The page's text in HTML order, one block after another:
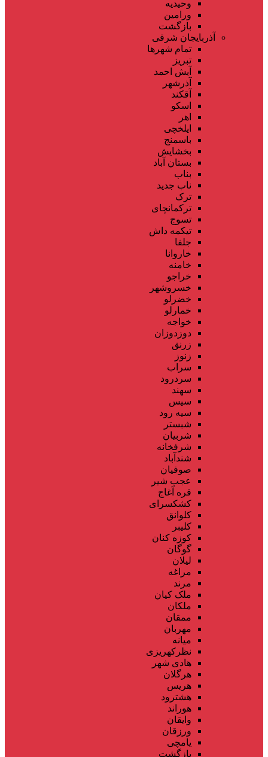
وحیدیه
ورامین
بازگشت
آذربایجان شرقی
تمام شهر‌ها
تبریز
آبش احمد
آذرشهر
آقکند
اسکو
اهر
ایلخچی
باسمنج
بخشایش
بستان آباد
بناب
ناب جدید
ترک
ترکمانچای
تسوج
تیکمه داش
جلفا
خاروانا
خامنه
خراجو
خسروشهر
خضرلو
خمارلو
خواجه
دوزدوزان
زرنق
زنوز
سراب
سردرود
سهند
سیس
سیه رود
شبستر
شربیان
شرفخانه
شندآباد
صوفیان
عجب شیر
قره آغاج
کشکسرای
کلوانق
کلیبر
کوزه کنان
گوگان
لیلان
مراغه
مرند
ملک کیان
ملکان
ممقان
مهربان
میانه
نظرکهریزی
هادی شهر
هرگلان
هریس
هشترود
هوراند
وایقان
ورزقان
یامچی
بازگشت